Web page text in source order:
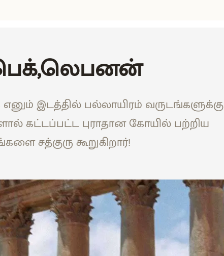
இடத்தில் பல்லாயிரம் வருடங்களுக்கு
கட்டப்பட்ட புராதான கோயில் பற்றிய
சத்குரு கூறுகிறார்!